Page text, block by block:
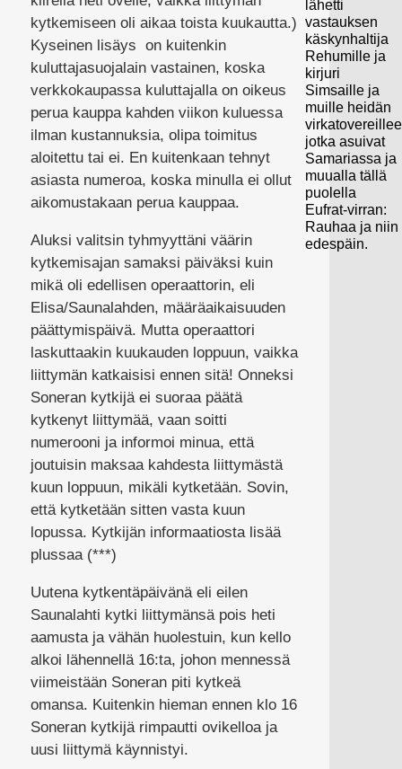
kytkemiseen oli aikaa toista kuukautta.)
Kyseinen lisäys on kuitenkin
kuluttajasuojalain vastainen, koska
verkkokaupassa kuluttajalla on oikeus
perua kauppa kahden viikon kuluessa
ilman kustannuksia, olipa toimitus
aloitettu tai ei. En kuitenkaan tehnyt
asiasta numeroa, koska minulla ei ollut
aikomustakaan perua kauppaa.
Aluksi valitsin tyhmyyttäni väärin
kytkemisajan samaksi päiväksi kuin
mikä oli edellisen operaattorin, eli
Elisa/Saunalahden, määräaikaisuuden
päättymispäivä. Mutta operaattori
laskuttaakin kuukauden loppuun, vaikka
liittymän katkaisisi ennen sitä! Onneksi
Soneran kytkijä ei suoraa päätä
kytkenyt liittymää, vaan soitti
numerooni ja informoi minua, että
joutuisin maksaa kahdesta liittymästä
kuun loppuun, mikäli kytketään. Sovin,
että kytketään sitten vasta kuun
lopussa. Kytkijän informaatiosta lisää
plussaa (***)
Uutena kytkentäpäivänä eli eilen
Saunalahti kytki liittymänsä pois heti
aamusta ja vähän huolestuin, kun kello
alkoi lähennellä 16:ta, johon mennessä
viimeistään Soneran piti kytkeä
omansa. Kuitenkin hieman ennen klo 16
Soneran kytkijä rimpautti ovikelloa ja
uusi liittymä käynnistyi.
lähetti
vastauksen
käskynhaltija
Rehumille ja
kirjuri
Simsaille ja
muille heidän
jotka asuivat
Samariassa ja
muualla tällä
puolella
Eufrat-virran:
Rauhaa ja niin
edespäin.